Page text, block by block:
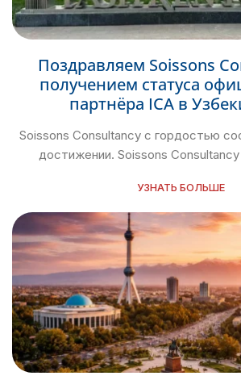
Поздравляем Soissons
получением статуса
партнёра ICA в
Soissons Consultancy с гордостью
достижении. Soissons
УЗНАТЬ БОЛЬШЕ